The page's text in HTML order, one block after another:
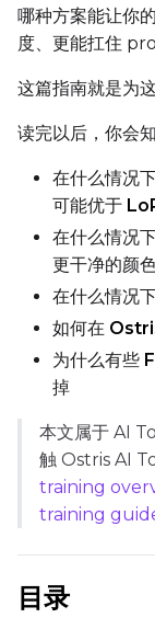
哪种方案能让你的
度、更能扛住
这篇指南就是为
读完以后，你会知
在什么情况下
可能优于
在什么情况
更干净的颜
在什么情况
如何在
为什么有些
掉
本文属于 AI
触 Ostris AI
training
training
目录